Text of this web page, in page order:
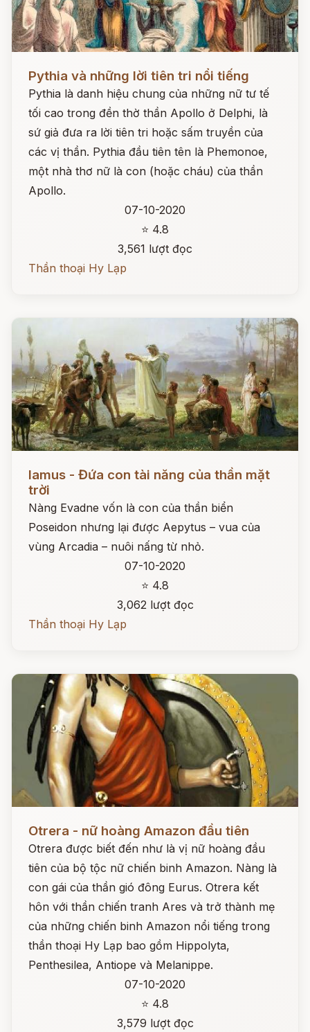
Pythia và những lời tiên tri nổi tiếng
Pythia là danh hiệu chung của những nữ tư tế
tối cao trong đền thờ thần Apollo ở Delphi, là
sứ giả đưa ra lời tiên tri hoặc sấm truyền của
các vị thần. Pythia đầu tiên tên là Phemonoe,
một nhà thơ nữ là con (hoặc cháu) của thần
Apollo.
07-10-2020
⭐ 4.8
3,561 lượt đọc
Thần thoại Hy Lạp
Iamus - Đứa con tài năng của thần mặt
trời
Nàng Evadne vốn là con của thần biển
Poseidon nhưng lại được Aepytus – vua của
vùng Arcadia – nuôi nấng từ nhỏ.
07-10-2020
⭐ 4.8
3,062 lượt đọc
Thần thoại Hy Lạp
Otrera - nữ hoàng Amazon đầu tiên
Otrera được biết đến như là vị nữ hoàng đầu
tiên của bộ tộc nữ chiến binh Amazon. Nàng là
con gái của thần gió đông Eurus. Otrera kết
hôn với thần chiến tranh Ares và trở thành mẹ
của những chiến binh Amazon nổi tiếng trong
thần thoại Hy Lạp bao gồm Hippolyta,
Penthesilea, Antiope và Melanippe.
07-10-2020
⭐ 4.8
3,579 lượt đọc